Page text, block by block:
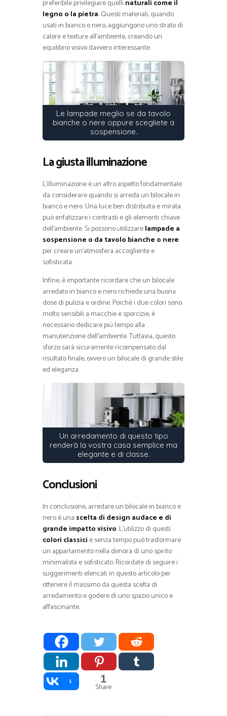
preferibile privilegiare quelli naturali come il
legno o la pietra. Questi materiali, quando
usati in bianco o nero, aggiungono uno strato di
calore e texture all’ambiente, creando un
equilibrio visivo davvero interessante.
Le lampade meglio se da tavolo
bianche o nere oppure scegliete a
sospensione.
La giusta illuminazione
L’illuminazione è un altro aspetto fondamentale
da considerare quando si arreda un bilocale in
bianco e nero. Una luce ben distribuita e mirata
può enfatizzare i contrasti e gli elementi chiave
dell’ambiente. Si possono utilizzarelampade a
sospensione o da tavolo bianche o nere
per creare un’atmosfera accogliente e
sofisticata.
Infine, è importante ricordare che un bilocale
arredato in bianco e nero richiede una buona
dose di pulizia e ordine. Poiché i due colori sono
molto sensibili a macchie e sporcizie, è
necessario dedicare più tempo alla
manutenzione dell’ambiente. Tuttavia, questo
sforzo sarà sicuramente ricompensato dal
risultato finale, ovvero un bilocale di grande stile
ed eleganza.
Un arredamento di questo tipo
renderà la vostra casa semplice ma
elegante e di classe.
Conclusioni
In conclusione, arredare un bilocale in bianco e
nero è una scelta di design audace e di
grande impatto visivo. L’utilizzo di questi
colori classici e senza tempo può trasformare
un appartamento nella dimora di uno spirito
minimalista e sofisticato. Ricordate di seguire i
suggerimenti elencati in questo articolo per
ottenere il massimo da questa scelta di
arredamento e godere di uno spazio unico e
affascinante.
1 1
Share